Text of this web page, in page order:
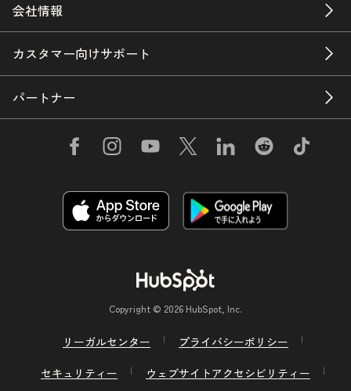
会社情報
カスタマー向けサポート
パートナー
Copyright © 2026 HubSpot, Inc.
リーガルセンター
プライバシーポリシー
セキュリティー
ウェブサイトアクセシビリティー